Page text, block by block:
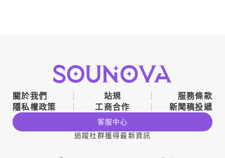
關於我們 站規
服務條款
隱私權政策
工商合作 新聞稿投遞
客服中心
追蹤社群獲得最新資訊